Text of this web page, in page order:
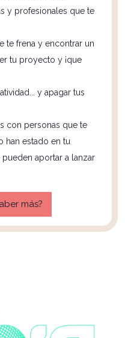
y profesionales que te
te frena y encontrar un
tu proyecto y ¡que
y apagar tus
con personas que te
han estado en tu
aportar a lanzar
más?